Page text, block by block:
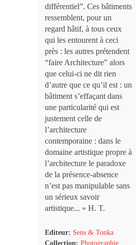
différentiel”. Ces bâtiments
ressemblent, pour un
regard hâtif, à tous ceux
qui les entourent à ceci
près : les autres prétendent
“faire Architecture” alors
que celui-ci ne dit rien
d’autre que ce qu’il est : un
bâtiment s’effaçant dans
une particularité qui est
justement celle de
l’architecture
contemporaine : dans le
domaine artistique propre à
l’architecture le paradoxe
de la présence-absence
n’est pas manipulable sans
un sérieux savoir
artistique... » H. T.
Editeur: Sens & Tonka
Collection: Photographie